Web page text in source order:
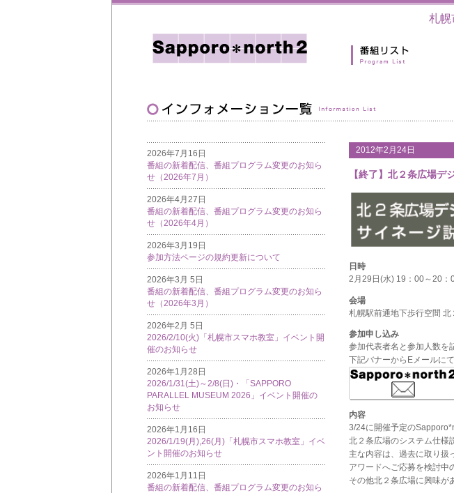
札幌
2026年7月16日
番組の新着配信、番組プログラム変更のお知ら
せ（2026年7月）
2026年4月27日
番組の新着配信、番組プログラム変更のお知ら
せ（2026年4月）
2026年3月19日
参加方法ページの規約更新について
2026年3月 5日
番組の新着配信、番組プログラム変更のお知ら
せ（2026年3月）
2026年2月 5日
2026/2/10(火)「札幌市スマホ教室」イベント開
催のお知らせ
2026年1月28日
2026/1/31(土)～2/8(日)・「SAPPORO
PARALLEL MUSEUM 2026」イベント開催の
お知らせ
2026年1月16日
2026/1/19(月),26(月)「札幌市スマホ教室」イベ
ント開催のお知らせ
2026年1月11日
番組の新着配信、番組プログラム変更のお知ら
2012年2月24日
【終了】北２条広場デ
日時
2月29日(水) 19：00～20：
会場
札幌駅前通地下歩行空間 北
参加申し込み
参加代表者名と参加人数を
下記バナーからEメールに
内容
3/24に開催予定の
北２条広場のシステム仕様
主な内容は、過去に取り扱
アワードへご応募を検討中
その他北２条広場に興味が